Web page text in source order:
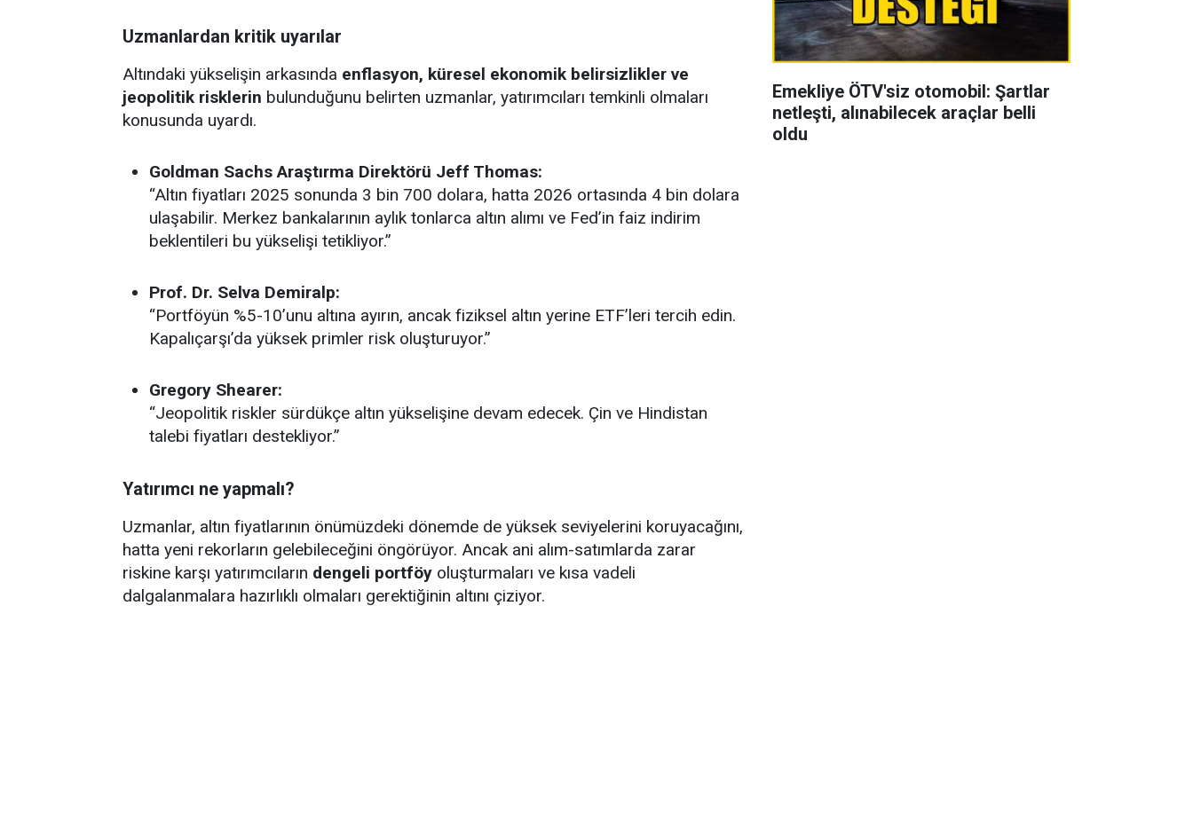
Uzmanlardan kritik uyarılar
Altındaki yükselişin arkasında enflasyon, küresel ekonomik belirsizlikler ve
jeopolitik risklerin bulunduğunu belirten uzmanlar, yatırımcıları temkinli olmaları
konusunda uyardı.
Goldman Sachs Araştırma Direktörü Jeff Thomas:
“Altın fiyatları 2025 sonunda 3 bin 700 dolara, hatta 2026 ortasında 4 bin dolara
ulaşabilir. Merkez bankalarının aylık tonlarca altın alımı ve Fed’in faiz indirim
beklentileri bu yükselişi tetikliyor.”
Prof. Dr. Selva Demiralp:
“Portföyün %5-10’unu altına ayırın, ancak fiziksel altın yerine ETF’leri tercih edin.
Kapalıçarşı’da yüksek primler risk oluşturuyor.”
Gregory Shearer:
“Jeopolitik riskler sürdükçe altın yükselişine devam edecek. Çin ve Hindistan
talebi fiyatları destekliyor.”
Yatırımcı ne yapmalı?
Uzmanlar, altın fiyatlarının önümüzdeki dönemde de yüksek seviyelerini koruyacağını,
hatta yeni rekorların gelebileceğini öngörüyor. Ancak ani alım-satımlarda zarar
riskine karşı yatırımcıların dengeli portföy oluşturmaları ve kısa vadeli
dalgalanmalara hazırlıklı olmaları gerektiğinin altını çiziyor.
Emekliye ÖTV'siz otomobil: Şartlar
netleşti, alınabilecek araçlar belli
oldu